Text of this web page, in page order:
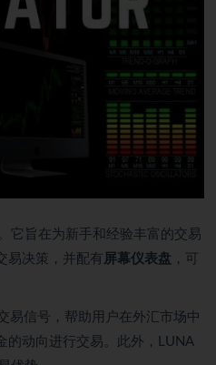
它旨在为新手和经验丰富的交易
易决策，并配有屏幕仪表盘 ，可
易信号，帮助用户在外汇市场中
的动向进行交易。此外，LUNA